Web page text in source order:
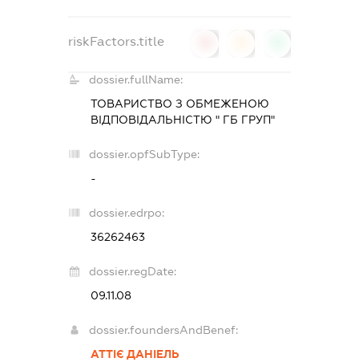
riskFactors.title
dossier.fullName:
ТОВАРИСТВО З ОБМЕЖЕНОЮ
ВІДПОВІДАЛЬНІСТЮ " ГБ ГРУП"
dossier.opfSubType:
-
dossier.edrpo:
36262463
dossier.regDate:
09.11.08
dossier.foundersAndBenef:
АТТІЄ ДАНІЕЛЬ